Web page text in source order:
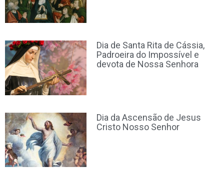
Dia de Santa Rita de Cássia,
Padroeira do Impossível e
devota de Nossa Senhora
Dia da Ascensão de Jesus
Cristo Nosso Senhor